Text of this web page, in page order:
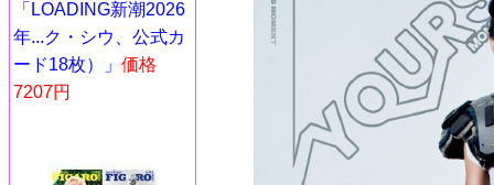
「LOADING新潮2026
年...ク・シウ、公式カ
ード18枚）」 価格
7207円